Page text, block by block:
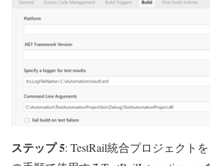
ステップ 5: TestRail統合プロジェクト